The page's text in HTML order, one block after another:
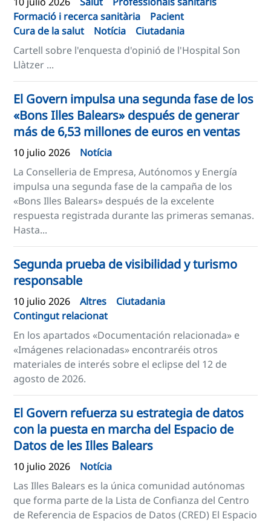
Formació i recerca sanitària
Pacient
Cura de la salut
Notícia
Ciutadania
Cartell sobre l'enquesta d'opinió de l'Hospital Son
Llàtzer ...
El Govern impulsa una segunda fase de los
«Bons Illes Balears» después de generar
más de 6,53 millones de euros en ventas
10 julio 2026
Notícia
La Conselleria de Empresa, Autónomos y Energía
impulsa una segunda fase de la campaña de los
«Bons Illes Balears» después de la excelente
respuesta registrada durante las primeras semanas.
Hasta...
Segunda prueba de visibilidad y turismo
responsable
10 julio 2026 Altres
Ciutadania
Contingut relacionat
En los apartados «Documentación relacionada» e
«Imágenes relacionadas» encontraréis otros
materiales de interés sobre el eclipse del 12 de
agosto de 2026.
El Govern refuerza su estrategia de datos
con la puesta en marcha del Espacio de
Datos de les Illes Balears
10 julio 2026
Notícia
Las Illes Balears es la única comunidad autónomas
que forma parte de la Lista de Confianza del Centro
de Referencia de Espacios de Datos (CRED) El Espacio